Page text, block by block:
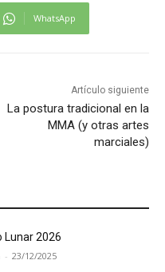
WhatsApp
Artículo siguiente
La postura tradicional en la
MMA (y otras artes
marciales)
Lunar 2026
- 23/12/2025